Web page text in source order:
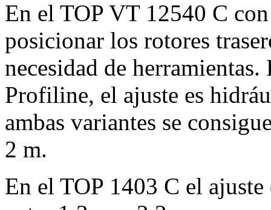
En el TOP VT 12540 C
posicionar los rotores
necesidad de
Profiline, el ajuste es
ambas variantes se
2 m.
En el TOP 1403 C el